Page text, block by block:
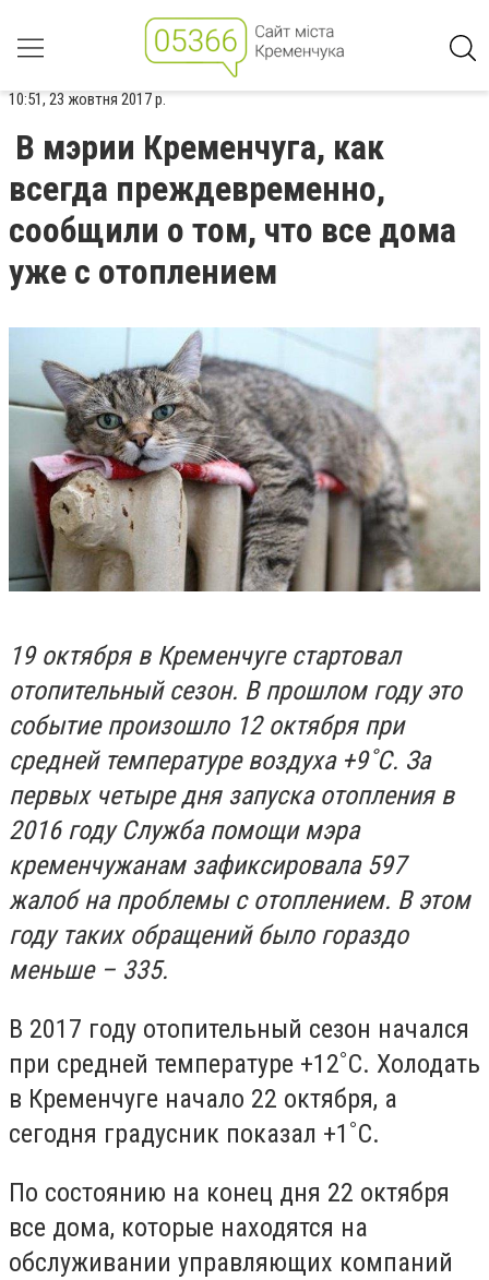
10:51, 23 жовтня 2017 р.
В мэрии Кременчуга, как
всегда преждевременно,
сообщили о том, что все дома
уже с отоплением
19 октября в Кременчуге стартовал
отопительный сезон. В прошлом году это
событие произошло 12 октября при
средней температуре воздуха +9˚С. За
первых четыре дня запуска отопления в
2016 году Служба помощи мэра
кременчужанам зафиксировала 597
жалоб на проблемы с отоплением. В этом
году таких обращений было гораздо
меньше – 335.
В 2017 году отопительный сезон начался
при средней температуре +12˚С. Холодать
в Кременчуге начало 22 октября, а
сегодня градусник показал +1˚С.
По состоянию на конец дня 22 октября
все дома, которые находятся на
обслуживании управляющих компаний